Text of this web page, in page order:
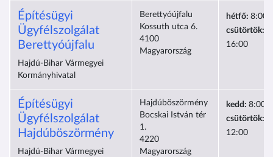
Építésügyi
Ügyfélszolgálat
Berettyóújfalu
Hajdú-Bihar Vármegyei
Kormányhivatal
Berettyóújfalu
Kossuth utca 6.
4100
Magyarország
hétfő: 8:00-
csütörtök:
16:00
Építésügyi
Ügyfélszolgálat
Hajdúböszörmény
Hajdú-Bihar Vármegyei
Hajdúböszörmény
Bocskai István tér
1.
4220
Magyarország
kedd: 8:00-
csütörtök:
12:00